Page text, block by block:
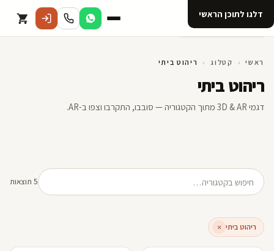
דלגו לתוכן הראשי
קטלוג
אודות 123D
ראשי › קטלוג › ריהוט ביתי
ריהוט ביתי
דגמי 3D & AR מתוך הקטגוריה — סובבו, התקרבו וצפו ב-AR.
חיפוש מוצרים 5 תוצאות
ריהוט ביתי ×